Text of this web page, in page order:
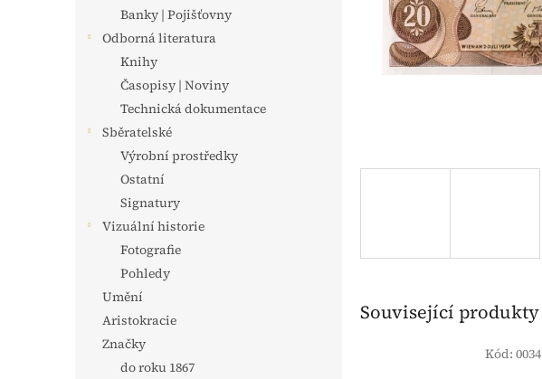
Banky | Pojišťovny
Odborná literatura
Knihy
Časopisy | Noviny
Technická dokumentace
Sběratelské
Výrobní prostředky
Ostatní
Signatury
Vizuální historie
Fotografie
Pohledy
Umění
Aristokracie
Značky
do roku 1867
Související produkty
Kód: 0034